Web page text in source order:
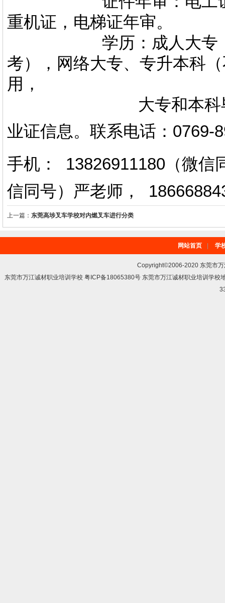
重机证，电梯证年审。
学历：成人大专，专
考），网络大专、专升本科
用，
大专和本科毕业证
业证信息。 联系电话 ： 0769-
手机： 13826911180（微信
信同号）严老师 ，
上一篇： 东莞高埗叉车学校对内燃叉车进行分类
网站首页 学
Copyright©2006-2020 东莞市
东莞市万江诚材职业培训学校 粤ICP备18065380号 东莞市万江诚材职业培训学